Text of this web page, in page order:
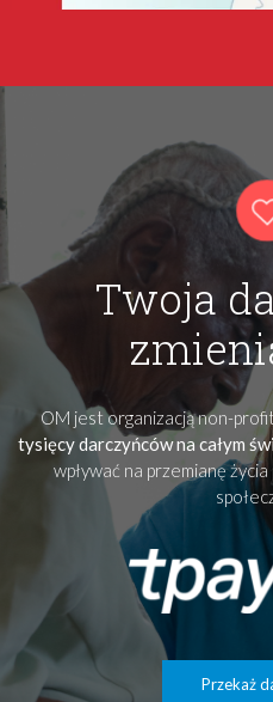
Twoja
OM jest organizacją non-
tysięcy darczyńców na całym
wpływać na przemianę
Przekaż